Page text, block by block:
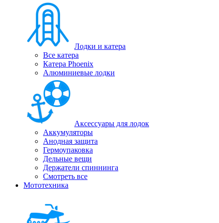
Лодки и катера
Все катера
Катера Phoenix
Алюминиевые лодки
Аксессуары для лодок
Аккумуляторы
Анодная защита
Гермоупаковка
Дельные вещи
Держатели спиннинга
Смотреть все
Мототехника